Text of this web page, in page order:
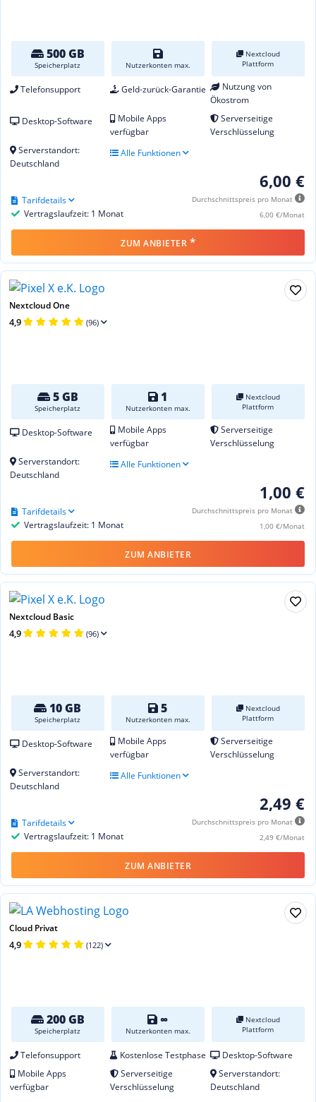
500 GB
Speicherplatz Nutzerkonten max.
Nextcloud
Plattform
Telefonsupport Geld-zurück-Garantie
Nutzung von
Ökostrom
Desktop-Software
Mobile Apps
verfügbar
Serverseitige
Verschlüsselung
Serverstandort:
Deutschland
Alle Funktionen
6,00 €
Durchschnittspreis pro Monat
6,00 €/Monat
Vertragslaufzeit: 1 Monat
Tarifdetails
ZUM ANBIETER *
Nextcloud One
4,9 (96)
5 GB
Speicherplatz
1
Nutzerkonten max.
Nextcloud
Plattform
Desktop-Software
Mobile Apps
verfügbar
Serverseitige
Verschlüsselung
Serverstandort:
Deutschland
Alle Funktionen
1,00 €
Durchschnittspreis pro Monat
1,00 €/Monat
Vertragslaufzeit: 1 Monat
Tarifdetails
ZUM ANBIETER
Nextcloud Basic
4,9 (96)
10 GB
Speicherplatz
5
Nutzerkonten max.
Nextcloud
Plattform
Desktop-Software
Mobile Apps
verfügbar
Serverseitige
Verschlüsselung
Serverstandort:
Deutschland
Alle Funktionen
2,49 €
Durchschnittspreis pro Monat
2,49 €/Monat
Vertragslaufzeit: 1 Monat
Tarifdetails
ZUM ANBIETER
Cloud Privat
4,9 (122)
200 GB
Speicherplatz
∞
Nutzerkonten max.
Nextcloud
Plattform
Telefonsupport Kostenlose Testphase
Desktop-Software
Mobile Apps
verfügbar
Serverseitige
Verschlüsselung
Serverstandort:
Deutschland